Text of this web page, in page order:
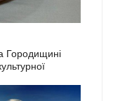
Городищині